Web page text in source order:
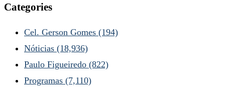
Categories
Cel. Gerson Gomes (194)
Nóticias (18,936)
Paulo Figueiredo (822)
Programas (7,110)